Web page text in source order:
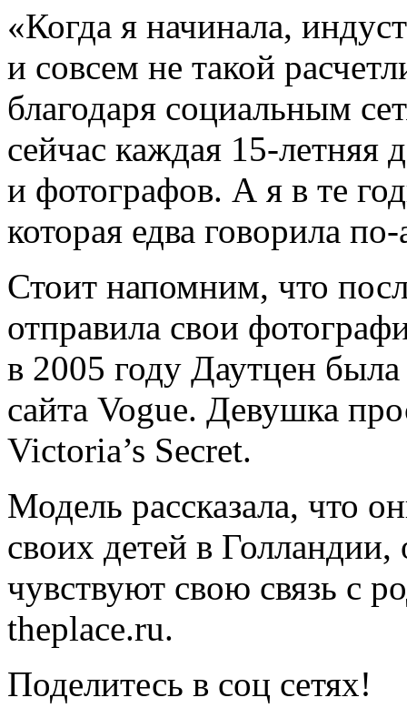
«Когда я начинала,
и совсем не такой
благодаря социальным
сейчас каждая 15-летняя
и фотографов. А я в те
которая едва говорила
Стоит напомним, что
отправила свои
в 2005 году Даутцен
сайта Vogue. Девушка
Victoria’s Secret.
Модель рассказала, что
своих детей в
чувствуют свою связь с
theplace.ru.
Поделитесь в соц сетях!